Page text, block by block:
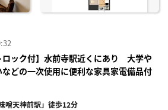
ロック付】水前寺駅近くにあり 大学や
どの一次使用に便利な家具家電備品付
噌天神前駅」徒歩12分